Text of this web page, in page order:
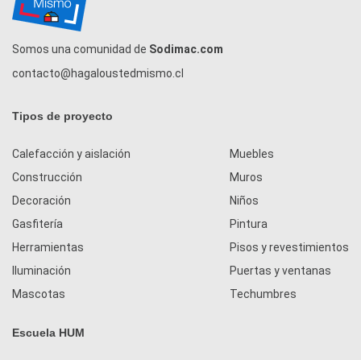
Somos una comunidad de Sodimac.com
contacto@hagaloustedmismo.cl
Tipos de proyecto
Calefacción y aislación
Construcción
Decoración
Gasfitería
Herramientas
Iluminación
Mascotas
Muebles
Muros
Niños
Pintura
Pisos y revestimientos
Puertas y ventanas
Techumbres
Escuela HUM